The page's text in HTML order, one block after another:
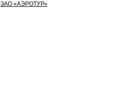
ЗАО «АЭРОТУР»